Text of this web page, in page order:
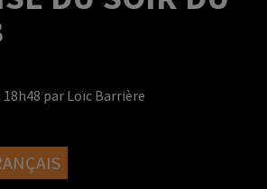
18h48 par Loïc Barrière